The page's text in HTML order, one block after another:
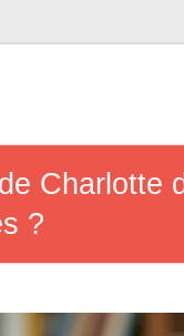
Charlotte
?